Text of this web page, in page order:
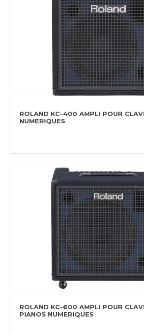
ROLAND KC-400 AMPLI POUR
NUMERIQUES
ROLAND KC-600 AMPLI POUR
PIANOS NUMERIQUES